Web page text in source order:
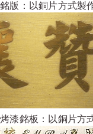
版：以銅片方式製
漆銘板：以銅片方